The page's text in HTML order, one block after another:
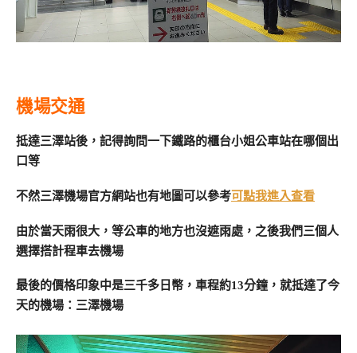
機場交通
抵達三澤站後，記得詢問一下鐵路的櫃台小姐公車站在哪個出
口等
不然三澤機場官方網站也有地圖可以參考可點我進入查看
由於當天雨很大，等公車的地方也沒遮雨處，之後我們三個人
選擇搭計程車去機場
最後的價格印象中是三千多日幣，車程約13分鐘，就抵達了今
天的機場：三澤機場